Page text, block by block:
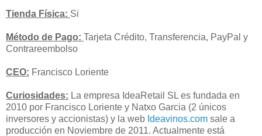
Tienda Física: Si
Método de Pago: Tarjeta Crédito, Transferencia, PayPal y
Contrareembolso
CEO: Francisco Loriente
Curiosidades: La empresa IdeaRetail SL es fundada en
2010 por Francisco Loriente y Natxo Garcia (2 únicos
inversores y accionistas) y la web Ideavinos.com sale a
producción en Noviembre de 2011. Actualmente está